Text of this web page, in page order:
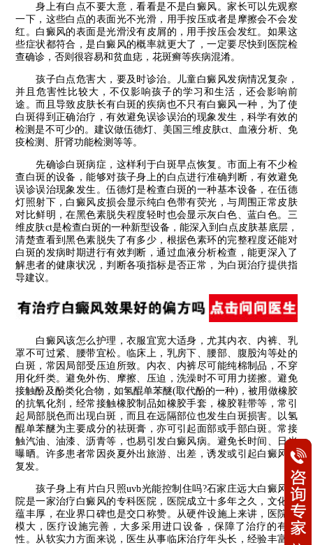
身上有白点不要大意，看看是不是白癜风。家长可以先观察
一下，这些白点的表面光不光滑，用手按压或者是摩擦会不会发
红。白癜风的表面是光滑没有皮屑的，用手按压会发红。如果这
些症状都符合，是白癜风的概率就更大了，一定要尽快到医院检
查确诊，否则很容易和贫血痣，花斑癣等疾病混淆。
孩子白点危害大，要及时诊治。儿童白癜风发病情况复杂，
并且危害性比较大，不仅影响孩子的学习和生活，还会影响前
途。而且导致皮肤长有白斑的疾病也不只有白癜风一种，为了使
白斑得到正确治疗，有效避免误诊误治的现象发生，科学有效的
检测是不可少的。建议做伍德灯、美国三维皮肤ct、血液分析、免
疫检测、肝肾功能检测等等。
先确诊白斑病症，这样利于白斑早点恢复。市面上有不少检
查白斑的设备，能够对孩子身上的白点进行准确判断，有效避免
误诊误治现象发生。伍德灯是检查白斑的一种基本设备，在伍德
灯照射下，白癜风皮损会显示纯白色带有荧光，与周围正常皮肤
对比鲜明，在黑色素脱失程度轻时也会显示灰白色、蓝白色。三
维皮肤ct是检查白斑的一种新型设备，能深入到白点皮肤基底层，
清楚查看到黑色素脱失了有多少，根据色素环的完整程度还能对
白斑的发病时期进行有效判断，通过血液分析检查，能更深入了
解患者的健康状况，判断各项指标是否正常，为白斑治疗提供指
导建议。
白癜风该怎么护理，衣服宜宽大适身，尤其内衣、内裤、乳
罩不可过紧、腰带宜松。临床上，乳房下、腰部、腹股沟等处的
白斑，常因局部受压迫所致。内衣、内裤尽可能纯棉制品，不穿
用化纤类。避免外伤、摩擦、压迫，洗澡时不可用力搓擦。避免
接触酚及酚类化合物，如氢醌单苯醚(取代酚的一种)，被用做橡胶
的抗氧化剂，经常接触橡胶制品如橡胶手套，橡胶鞋带等，常引
起局部脱色而出现白斑，而且在远隔部位也发生白斑损害。以氢
醌单苯醚为主要成分的祛斑膏，亦可引起面部或手部白斑。常接
触汽油、油漆、沥青等，也易引发白癜风病。避免长时间、日光
曝晒。许多患者常因炎夏外出旅游、出差，诱发或引起白癜风的
复发。
孩子身上有片白只照uvb光能控制住吗?石家庄远大白癜风医
院是一家治疗白癜风的专科医院，医院成立十多年之久，文化底
蕴丰厚，在业界口碑也是交口称赞。从硬件设施上来讲，医院规
模大，医疗设施完善，大多采用进口设备，保障了治疗的有效
性。从软实力方面来说，医生从事临床治疗年头长，经验丰富，